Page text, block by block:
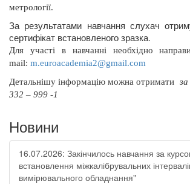
метрології.
За результатами навчання слухач
сертифікат встановленого зразка.
Для участі в навчанні необхідно
mail: m.euroacademia2@gmail.com
Детальнішу інформацію можна отримати
332 – 999 -1
Новини
16.07.2026: Закінчилось навчання за
встановлення міжкалібрувальних
вимірювального обладнання"